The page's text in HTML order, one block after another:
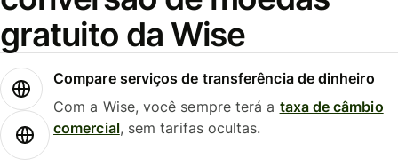
gratuito da Wise
Compare serviços de transferência de dinheiro
Com a Wise, você sempre terá a taxa de câmbio
comercial, sem tarifas ocultas.